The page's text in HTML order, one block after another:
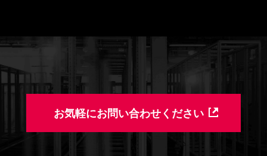
お気軽にお問い合わせください